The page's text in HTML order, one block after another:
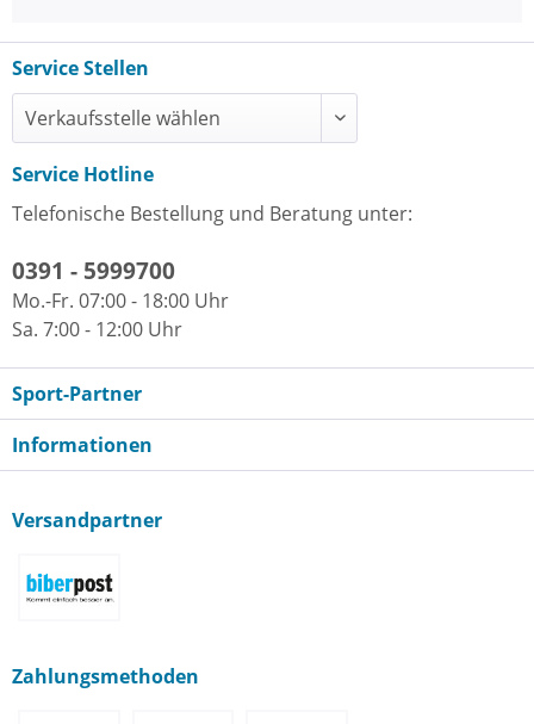
Service Stellen
Service Hotline
Telefonische Bestellung und Beratung unter:
0391 - 5999700
Mo.-Fr. 07:00 - 18:00 Uhr
Sa. 7:00 - 12:00 Uhr
Sport-Partner
Informationen
Versandpartner
Zahlungsmethoden